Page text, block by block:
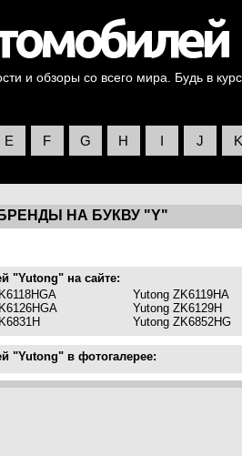
и обзоры со всего мира. Будь в
E F G H I J K
НА БУКВУ "Y"
"Yutong" на сайте:
Yutong ZK6119HA
Yutong ZK6129H
Yutong ZK6852HG
"Yutong" в фотогалерее: